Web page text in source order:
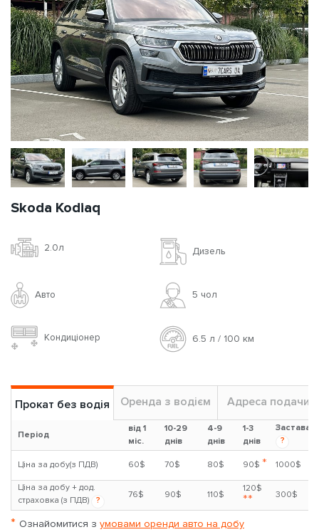
Skoda Kodiaq
2.0л Дизель
Авто 5 чoл
Кондиціонер 6.5 л / 100 км
Прокат без водія Оренда з водієм Адреса подачи
Період
від 1
міс.
10-29
днів
4-9
днів
1-3
днів
Застава
?
Ціна за добу(з ПДВ) 60$ 70$ 80$ 90$ * 1000$
Ціна за добу + дод.
страховка (з ПДВ)
?
76$ 90$ 110$
120$
** 300$
* Ознайомитися з умовами оренди авто на добу